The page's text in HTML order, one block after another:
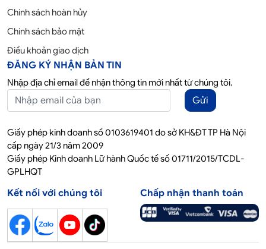
Chính sách hoàn hủy
Chính sách bảo mật
Điều khoản giao dịch
ĐĂNG KÝ NHẬN BẢN TIN
Nhập địa chỉ email để nhận thông tin mới nhất từ chúng tôi.
Gửi
Giấy phép kinh doanh số 0103619401 do sở KH&ĐT TP Hà Nội
cấp ngày 21/3 năm 2009
Giấy phép Kinh doanh Lữ hành Quốc tế số 01711/2015/TCDL-
GPLHQT
Kết nối với chúng tôi Chấp nhận thanh toán